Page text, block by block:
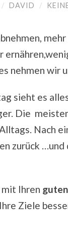
/ DAVID /
nehmen wir
sieht es
Die
Nach
zurück …und
Ihren
Ziele